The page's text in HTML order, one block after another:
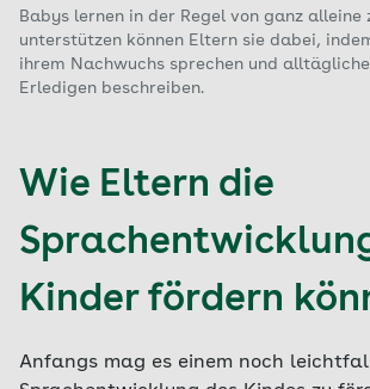
Babys lernen in der Regel von ganz alleine
unterstützen können Eltern sie dabei,
ihrem Nachwuchs sprechen und
Erledigen beschreiben.
Wie Eltern die
Kinder fördern
Anfangs mag es einem noch